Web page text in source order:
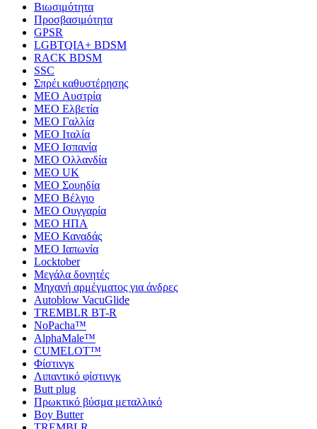
Βιωσιμότητα
Προσβασιμότητα
GPSR
LGBTQIA+ BDSM
RACK BDSM
SSC
Σπρέι καθυστέρησης
MEO Αυστρία
MEO Ελβετία
MEO Γαλλία
MEO Ιταλία
MEO Ισπανία
MEO Ολλανδία
MEO UK
MEO Σουηδία
MEO Βέλγιο
MEO Ουγγαρία
MEO ΗΠΑ
MEO Καναδάς
MEO Ιαπωνία
Locktober
Μεγάλα δονητές
Μηχανή αρμέγματος για άνδρες
Autoblow VacuGlide
TREMBLR BT-R
NoPacha™
AlphaMale™
CUMELOT™
Φίστινγκ
Λιπαντικό φίστινγκ
Butt plug
Πρωκτικό βύσμα μεταλλικό
Boy Butter